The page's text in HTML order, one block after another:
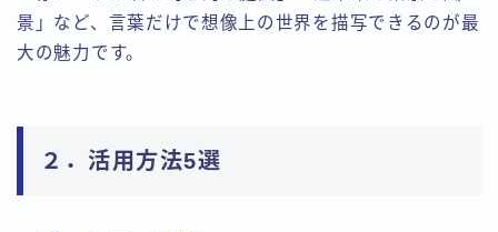
景」など、言葉だけで想像上の世界を描写できるのが最
大の魅力です。
２．活用方法5選